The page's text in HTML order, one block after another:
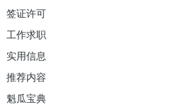
签证许可
工作求职
实用信息
推荐内容
魁瓜宝典